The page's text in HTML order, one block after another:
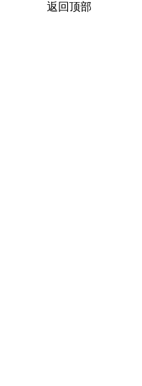
返回顶部